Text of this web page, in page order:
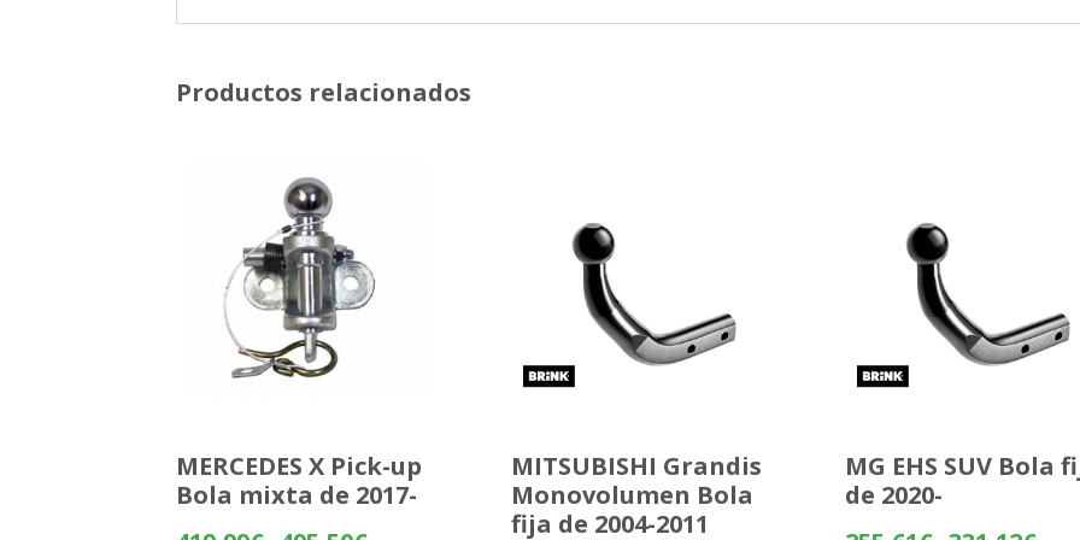
Productos relacionados
MERCEDES X Pick-up
Bola mixta de 2017-
Rango
MITSUBISHI Grandis
Monovolumen Bola
fija de 2004-2011
MG EHS SUV Bola
de 2020-